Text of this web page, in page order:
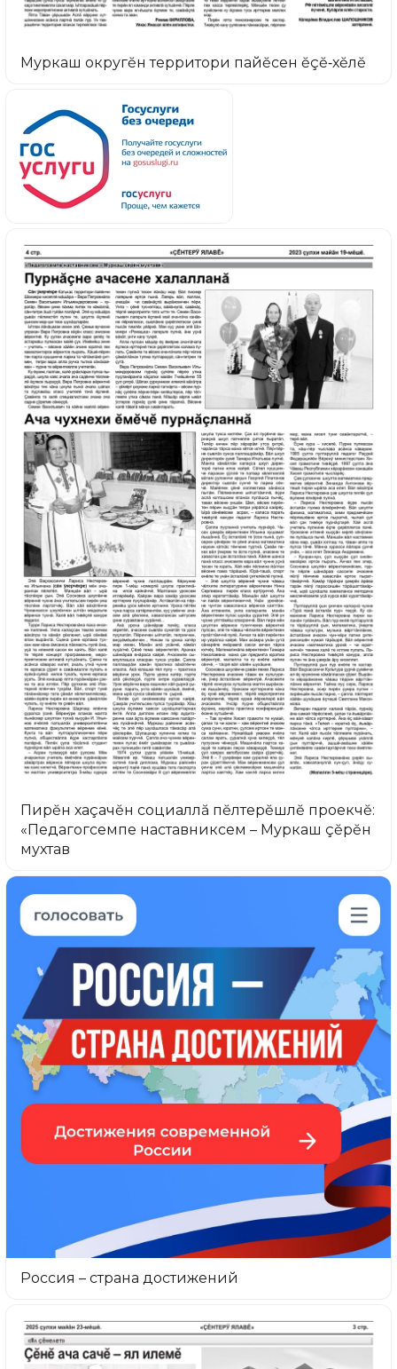
Муркаш округĕн территори пайĕсен ĕçĕ‑хĕлĕ
Пирĕн хаçачĕн социаллă пĕлтерĕшлĕ проекчĕ:
«Педагогсемпе наставниксем – Муркаш çĕрĕн
мухтав
Россия – страна достижений